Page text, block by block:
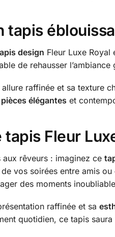
tapis
design Fleur Luxe Royal
de rehausser
allure raffinée et sa texture
pièces élégantes et
tapis Fleur
aux rêveurs : imaginez ce
vos soirées entre amis
des moments
raffinée et sa
quotidien, ce tapis